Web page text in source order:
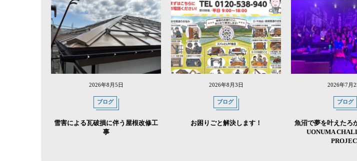
2026年8月5日
ブログ
雪害による瓦破損に伴う屋根改修工
事
2026年8月3日
ブログ
お困りごと解決します！
2026年7月
ブログ
魚沼で夢を叶えたろ
UONUMA